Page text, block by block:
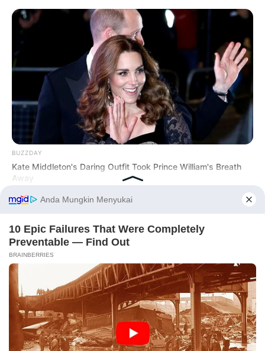
TULIS KOMENTAR
Alamat email Anda tidak akan dipublikasikan. Ruas yang wajib ditandai*
BUZZDAY
Kate Middleton's Daring Outfit Took Prince William's Breath
Away
BUZZDAY
Before You Go